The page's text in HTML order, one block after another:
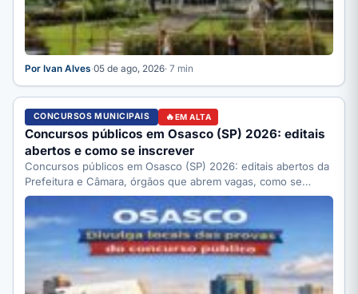
Por Ivan Alves·05 de ago, 2026· 7 min
CONCURSOS MUNICIPAIS EM ALTA
Concursos públicos em Osasco (SP) 2026: editais
abertos e como se inscrever
Concursos públicos em Osasco (SP) 2026: editais abertos da
Prefeitura e Câmara, órgãos que abrem vagas, como se…